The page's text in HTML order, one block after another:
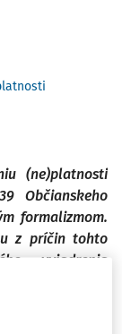
(ne)platnosti
Občianskeho
formalizmom.
z príčin tohto
vyjadrenia
literatúre